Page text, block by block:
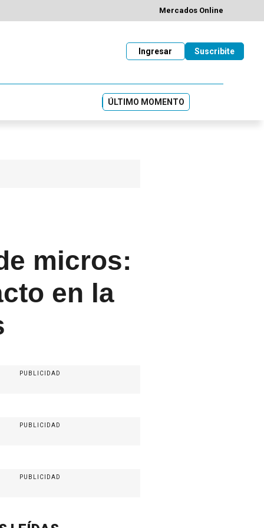
Mercados Online
Suscribite
Ingresar
ÚLTIMO MOMENTO
micros:
en la
PUBLICIDAD
PUBLICIDAD
PUBLICIDAD